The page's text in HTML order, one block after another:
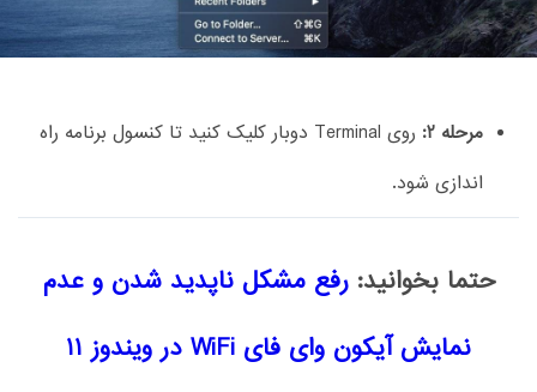
مرحله 2:
روی Terminal دوبار کلیک کنید تا کنسول برنامه راه
اندازی شود.
حتما بخوانید:رفع مشکل ناپدید شدن و عدم
نمایش آیکون وای فای WiFi در ویندوز 11